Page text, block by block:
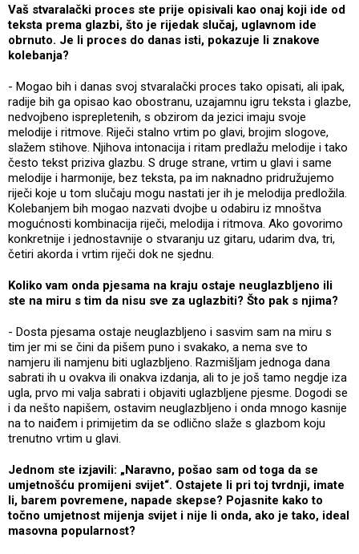
Vaš stvaralački proces ste prije opisivali kao onaj koji ide od
teksta prema glazbi, što je rijedak slučaj, uglavnom ide
obrnuto. Je li proces do danas isti, pokazuje li znakove
kolebanja?
- Mogao bih i danas svoj stvaralački proces tako opisati, ali ipak,
radije bih ga opisao kao obostranu, uzajamnu igru teksta i glazbe,
nedvojbeno isprepletenih, s obzirom da jezici imaju svoje
melodije i ritmove. Riječi stalno vrtim po glavi, brojim slogove,
slažem stihove. Njihova intonacija i ritam predlažu melodije i tako
često tekst priziva glazbu. S druge strane, vrtim u glavi i same
melodije i harmonije, bez teksta, pa im naknadno pridružujemo
riječi koje u tom slučaju mogu nastati jer ih je melodija predložila.
Kolebanjem bih mogao nazvati dvojbe u odabiru iz mnoštva
mogućnosti kombinacija riječi, melodija i ritmova. Ako govorimo
konkretnije i jednostavnije o stvaranju uz gitaru, udarim dva, tri,
četiri akorda i vrtim riječi dok ne sjednu.
Koliko vam onda pjesama na kraju ostaje neuglazbljeno ili
ste na miru s tim da nisu sve za uglazbiti? Što pak s njima?
- Dosta pjesama ostaje neuglazbljeno i sasvim sam na miru s
tim jer mi se čini da pišem puno i svakako, a nema sve to
namjeru ili namjenu biti uglazbljeno. Razmišljam jednoga dana
sabrati ih u ovakva ili onakva izdanja, ali to je još tamo negdje iza
ugla, prvo mi valja sabrati i objaviti uglazbljene pjesme. Dogodi se
i da nešto napišem, ostavim neuglazbljeno i onda mnogo kasnije
na to naiđem i primijetim da se odlično slaže s glazbom koju
trenutno vrtim u glavi.
Jednom ste izjavili: „Naravno, pošao sam od toga da se
umjetnošću promijeni svijet“. Ostajete li pri toj tvrdnji, imate
li, barem povremene, napade skepse? Pojasnite kako to
točno umjetnost mijenja svijet i nije li onda, ako je tako, ideal
masovna popularnost?